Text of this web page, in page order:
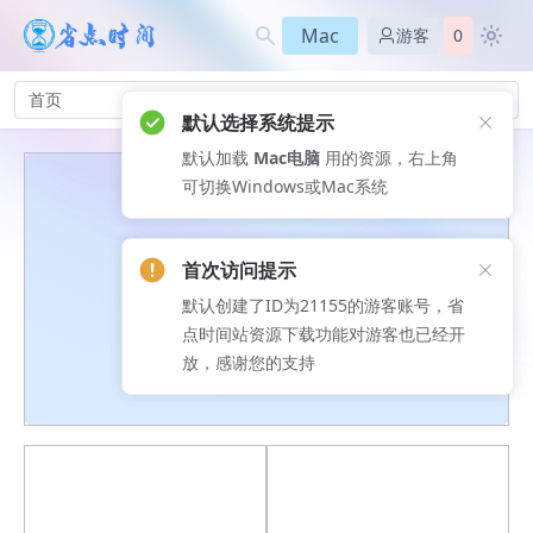
Mac 游客 0
首页
默认选择系统提示
默认加载 Mac电脑 用的资源，右上角
可切换Windows或Mac系统
首次访问提示
默认创建了ID为21155的游客账号，省
点时间站资源下载功能对游客也已经开
放，感谢您的支持